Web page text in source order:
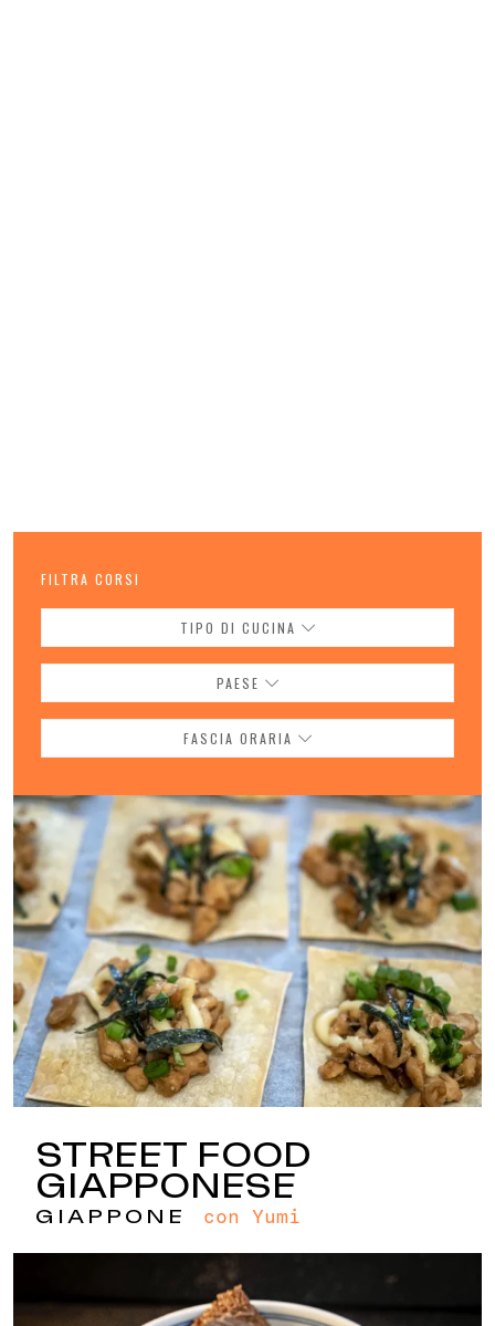
FILTRA CORSI
TIPO DI CUCINA
PAESE
FASCIA ORARIA
STREET FOOD
GIAPPONESE
GIAPPONE con Yumi